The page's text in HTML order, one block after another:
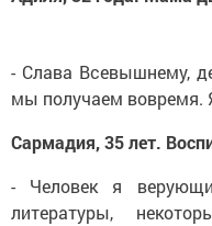
- Слава Всевышнему,
мы получаем вовремя.
Сармадия, 35 лет.
- Человек я
литературы,